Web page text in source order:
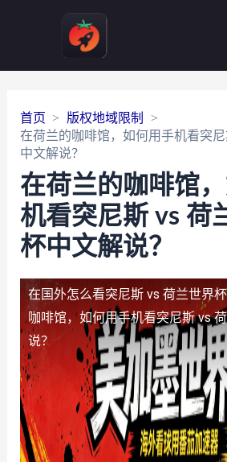
首页
版权地域限制
在荷兰的咖啡馆，如何用手机看突
中文解说？
在荷兰的咖啡馆
机看突尼斯 vs 荷
杯中文解说？
在国外怎么看突尼斯 vs 荷兰世界
咖啡馆，如何用手机看突尼斯 vs
说？